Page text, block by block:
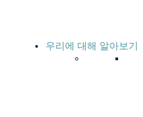
우리에 대해 알아보기